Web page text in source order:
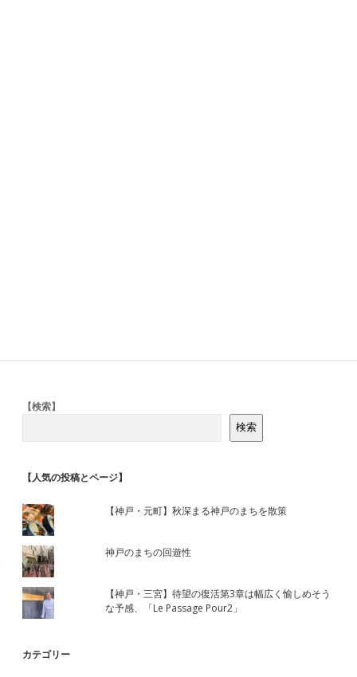
Sidebar
【検索】
検索
【人気の投稿とページ】
【神戸・元町】秋深まる神戸のまちを散策
神戸のまちの回遊性
【神戸・三宮】待望の復活第3章は幅広く愉しめそう
な予感、「Le Passage Pour2」
カテゴリー